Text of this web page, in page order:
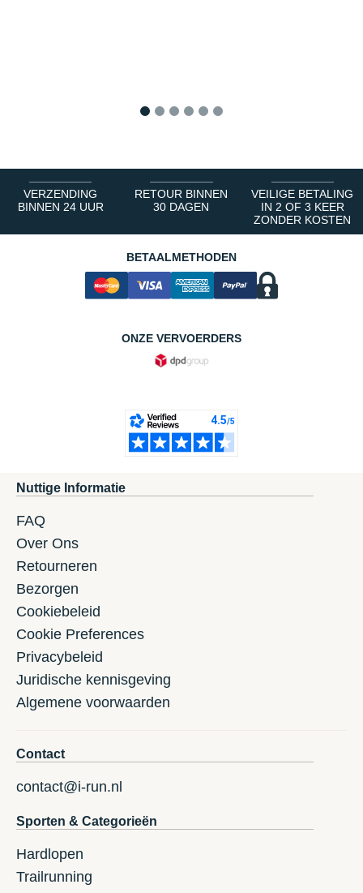
VERZENDING
BINNEN 24 UUR
RETOUR BINNEN
30 DAGEN
VEILIGE BETALING
IN 2 OF 3 KEER
ZONDER KOSTEN
BETAALMETHODEN
ONZE VERVOERDERS
Nuttige Informatie
FAQ
Over Ons
Retourneren
Bezorgen
Cookiebeleid
Cookie Preferences
Privacybeleid
Juridische kennisgeving
Algemene voorwaarden
Contact
contact@i-run.nl
Sporten & Categorieën
Hardlopen
Trailrunning